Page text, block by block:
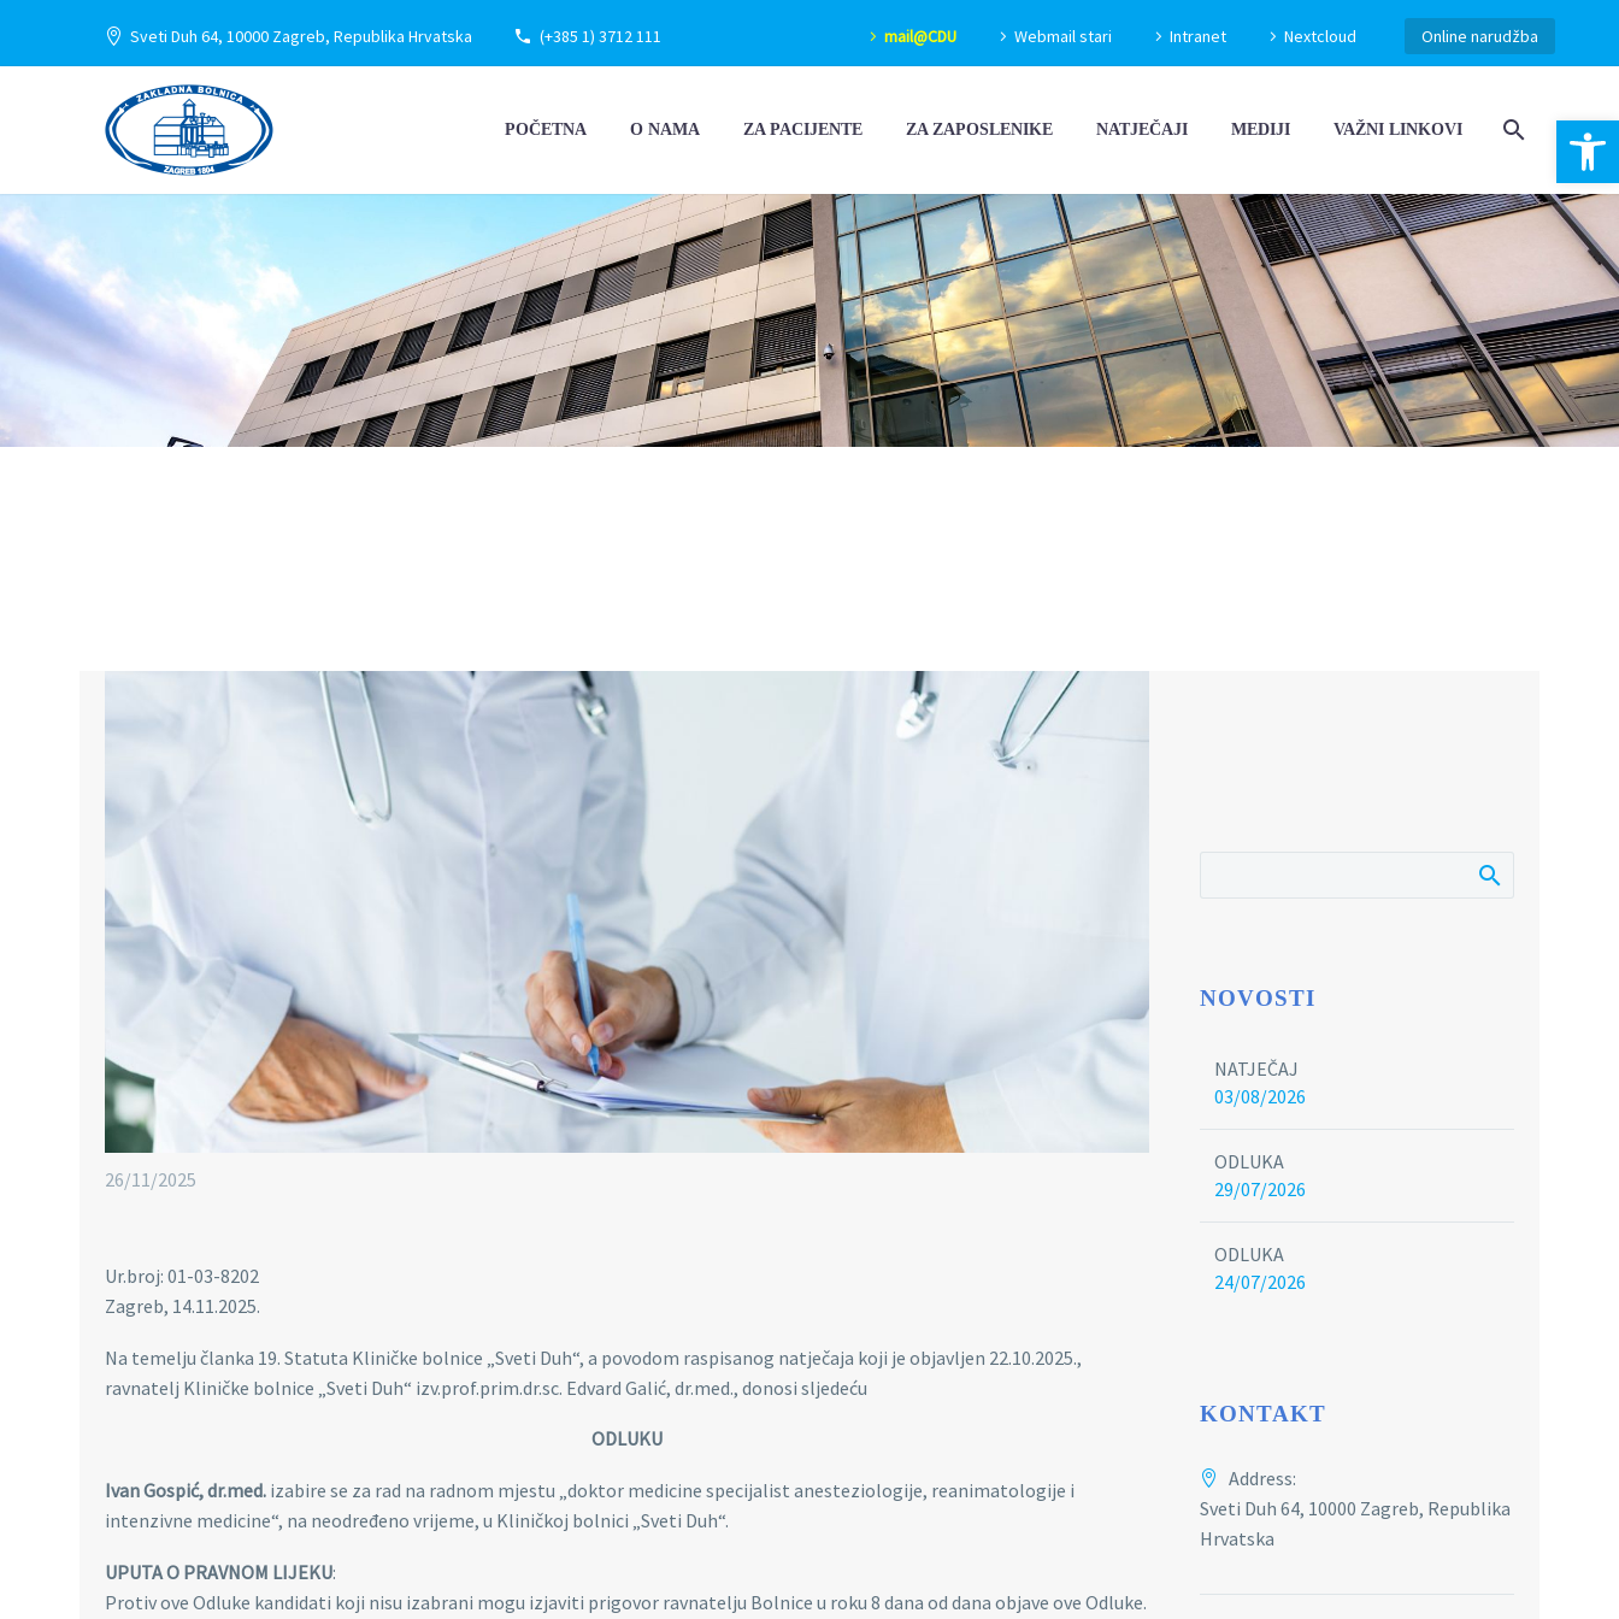
Sveti Duh 64, 10000 Zagreb, Republika Hrvatska (+385 1) 3712 111 mail@CDU Webmail stari Intranet Nextcloud Online narudžba
POČETNA O NAMA ZA PACIJENTE ZA ZAPOSLENIKE NATJEČAJI MEDIJI VAŽNI LINKOVI
26/11/2025
Ur.broj: 01-03-8202
Zagreb, 14.11.2025.
Na temelju članka 19. Statuta Kliničke bolnice „Sveti Duh“, a povodom raspisanog natječaja koji je objavljen 22.10.2025.,
ravnatelj Kliničke bolnice „Sveti Duh“ izv.prof.prim.dr.sc. Edvard Galić, dr.med., donosi sljedeću
ODLUKU
Ivan Gospić, dr.med. izabire se za rad na radnom mjestu „doktor medicine specijalist anesteziologije, reanimatologije i
intenzivne medicine“, na neodređeno vrijeme, u Kliničkoj bolnici „Sveti Duh“.
UPUTA O PRAVNOM LIJEKU:
Protiv ove Odluke kandidati koji nisu izabrani mogu izjaviti prigovor ravnatelju Bolnice u roku 8 dana od dana objave ove Odluke.
NOVOSTI
NATJEČAJ
03/08/2026
ODLUKA
29/07/2026
ODLUKA
24/07/2026
KONTAKT
Address:
Sveti Duh 64, 10000 Zagreb, Republika
Hrvatska